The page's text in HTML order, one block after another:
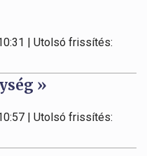
| Utolsó frissítés:
»
| Utolsó frissítés: